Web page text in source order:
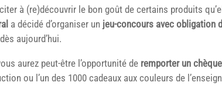
à (re)découvrir le bon goût de certains produits
a décidé d’organiser un jeu-concours avec obligation
aujourd’hui.
aurez peut-être l’opportunité de remporter un
ou l’un des 1000 cadeaux aux couleurs de